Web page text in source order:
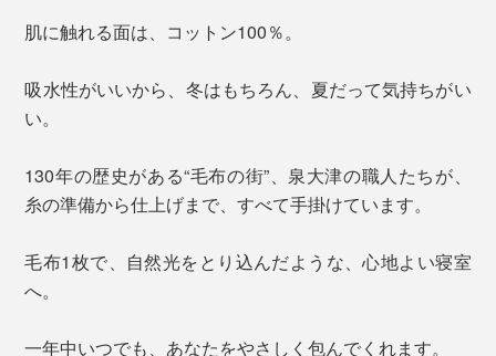
肌に触れる面は、コットン100％。
吸水性がいいから、冬はもちろん、夏だって気持ちがい
い。
130年の歴史がある“毛布の街”、泉大津の職人たちが、
糸の準備から仕上げまで、すべて手掛けています。
毛布1枚で、自然光をとり込んだような、心地よい寝室
へ。
一年中いつでも、あなたをやさしく包んでくれます。